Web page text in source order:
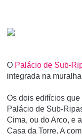
O Palácio de Sub-
integrada na
Os dois edifícios
Palácio de Sub-
Cima, ou do Arco, e
Casa da Torre. A